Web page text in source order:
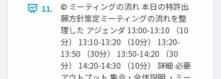
11.
©︎ ミーティングの流れ 本日の特許出
願方針策定ミーティングの流れを整
理した アジェンダ 13:00-13:10 （10
分） 13:10-13:20 （10分） 13:20-
13:50 （30分） 13:50-14:20 （30
分） 14:20-14:30 （10分） 詳細 必要